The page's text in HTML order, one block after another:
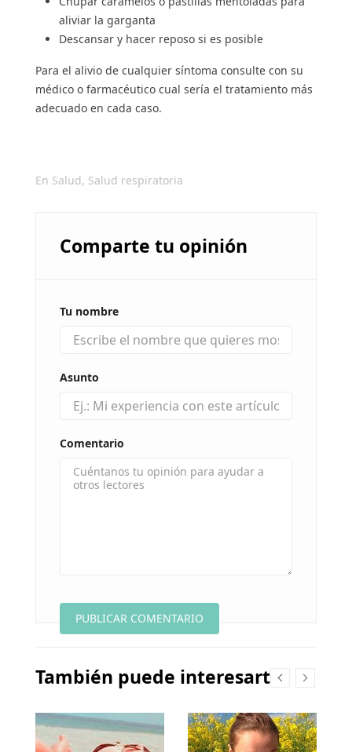
aliviar la garganta
Descansar y hacer reposo si es posible
Para el alivio de cualquier síntoma consulte con su
médico o farmacéutico cual sería el tratamiento más
adecuado en cada caso.
En Salud, Salud respiratoria
Comparte tu opinión
Tu nombre
Asunto
Comentario
También puede interesarte